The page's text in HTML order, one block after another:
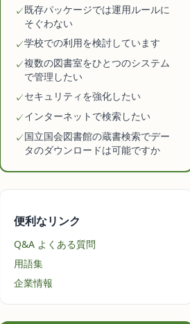
✓既存パッケージでは運用ルールに
そぐわない
✓学校での利用を検討しています
✓複数の図書室をひとつのシステム
で管理したい
✓セキュリティを強化したい
✓インターネットで検索したい
✓国立国会図書館の蔵書検索でデー
タのダウンロードは可能ですか
便利なリンク
Q&A よくある質問
用語集
企業情報